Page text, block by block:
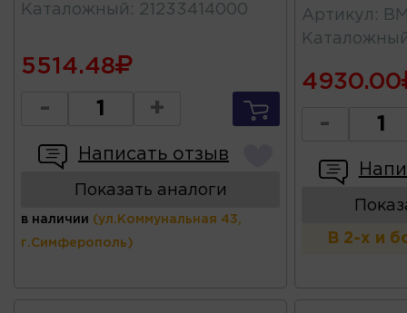
Каталожный : 21233414000
5514.48
- +
Написать отзыв
Показать аналоги
в наличии (ул.Коммунальная 43,
г.Симферополь)
Артикул :
4930.00
-
В 2-х и